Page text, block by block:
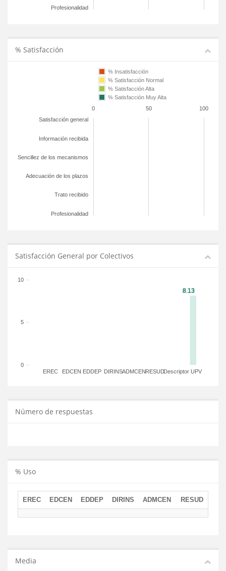
Profesionalidad
% Satisfacción
0 50
100
Satisfacción general
Información recibida
Sencillez de los mecanismos
Adecuación de los plazos
Trato recibido
Profesionalidad
% Insatisfacción
% Satisfacción Normal
% Satisfacción Alta
% Satisfacción Muy Alta
Satisfacción General por Colectivos
EREC EDCEN EDDEP DIRINSADMCENRESUDDescriptor UPV
0
5
10
Número de respuestas
% Uso
EREC EDCEN EDDEP DIRINS ADMCEN RESUD
Media